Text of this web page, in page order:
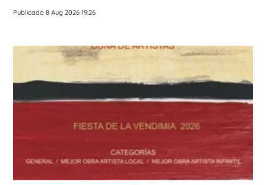
Publicado 8 Aug 2026 19:26